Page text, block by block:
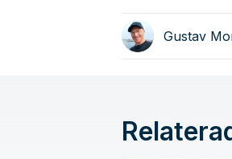
Gustav